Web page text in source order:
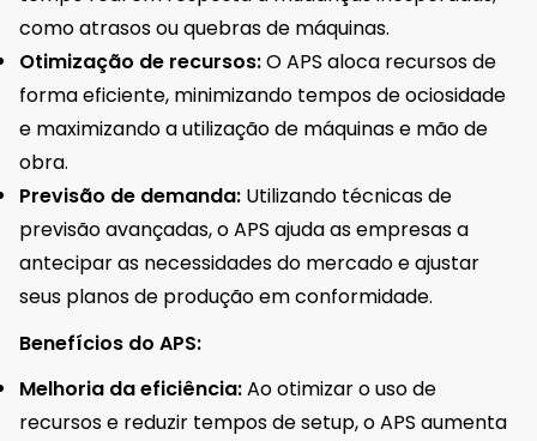
como atrasos ou quebras de máquinas.
Otimização de recursos:O APS aloca recursos de
forma eficiente, minimizando tempos de ociosidade
e maximizando a utilização de máquinas e mão de
obra.
Previsão de demanda: Utilizando técnicas de
previsão avançadas, o APS ajuda as empresas a
antecipar as necessidades do mercado e ajustar
seus planos de produção em conformidade.
Benefícios do APS:
Melhoria da eficiência:Ao otimizar o uso de
recursos e reduzir tempos de setup, o APS aumenta